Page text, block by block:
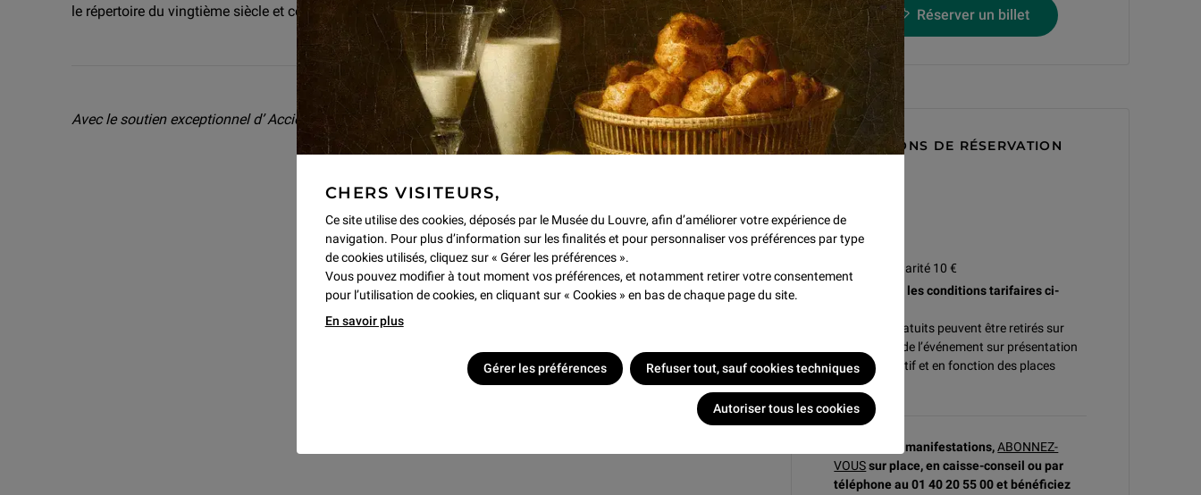
CHERS VISITEURS,
Ce site utilise des cookies, déposés par le Musée du Louvre, afin d’améliorer votre expérience de
navigation. Pour plus d’information sur les finalités et pour personnaliser vos préférences par type
de cookies utilisés, cliquez sur « Gérer les préférences ».
Vous pouvez modifier à tout moment vos préférences, et notamment retirer votre consentement
pour l’utilisation de cookies, en cliquant sur « Cookies » en bas de chaque page du site.
En savoir plus
Gérer les préférences Refuser tout, sauf cookies techniques
Autoriser tous les cookies
Réserver un billet
CONDITIONS DE RÉSERVATION
À l’unité :
plein 25 €
réduit 20 €
jeune et solidarité 10 €
Gratuit : voir les conditions tarifaires ci-
Les billets gratuits peuvent être retirés sur
place le jour de l’événement sur présentation
d’un justificatif et en fonction des places
disponibles.
A partir de 5 manifestations,ABONNEZ-
VOUS sur place, en caisse-conseil ou par
téléphone au 01 40 20 55 00 et bénéficiez
le répertoire du vingtième siècle et celui de notre temps.
Avec le soutien exceptionnel d’ Acción Cultural Española